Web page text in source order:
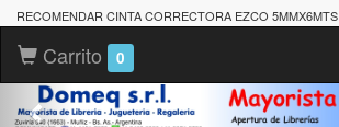
RECOMENDAR CINTA CORRECTORA EZCO 5MMX6MTS
Carrito 0